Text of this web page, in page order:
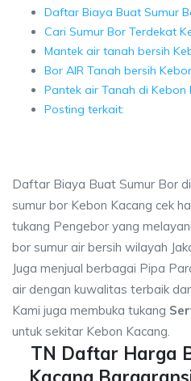
Daftar Biaya Buat Sumur
Cari Sumur Bor Terdekat
Mantek air tanah bersih
Bor AIR Tanah bersih
Pantek air Tanah di Kebon
Posting terkait:
Daftar Biaya Buat Sumur Bor
sumur bor Kebon Kacang cek
tukang Pengebor yang
bor sumur air bersih wilayah
Juga menjual berbagai Pipa
air dengan kuwalitas terbaik
Kami juga membuka tukang
untuk sekitar Kebon Kacang.
TN Daftar Harga